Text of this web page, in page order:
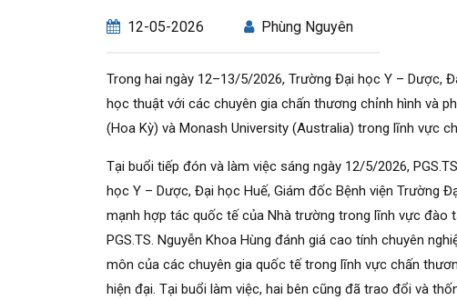
12-05-2026 Phùng Nguyên
Trong hai ngày 12–13/5/2026, Trường Đại học Y – Dược,
học thuật với các chuyên gia chấn thương chỉnh hình và
(Hoa Kỳ) và Monash University (Australia) trong lĩnh vực
Tại buổi tiếp đón và làm việc sáng ngày 12/5/2026,
học Y – Dược, Đại học Huế, Giám đốc Bệnh viện Trường
mạnh hợp tác quốc tế của Nhà trường trong lĩnh vực đào
PGS.TS. Nguyễn Khoa Hùng đánh giá cao tính chuyên
môn của các chuyên gia quốc tế trong lĩnh vực chấn
hiện đại. Tại buổi làm việc, hai bên cũng đã trao đổi và